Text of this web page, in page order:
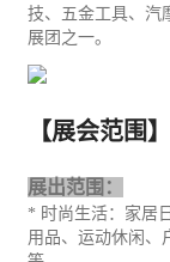
技、五金工具、汽
展团之一。
【展会范围】
展出范围：
* 时尚生活： 家居
用品、运动休闲 、